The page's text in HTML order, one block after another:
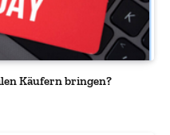
Käufern bringen?